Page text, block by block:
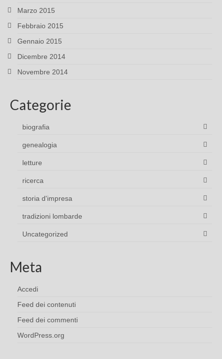
Marzo 2015
Febbraio 2015
Gennaio 2015
Dicembre 2014
Novembre 2014
Categorie
biografia
genealogia
letture
ricerca
storia d'impresa
tradizioni lombarde
Uncategorized
Meta
Accedi
Feed dei contenuti
Feed dei commenti
WordPress.org